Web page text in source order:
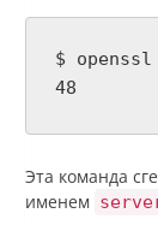
$
48
Эта команда
именем